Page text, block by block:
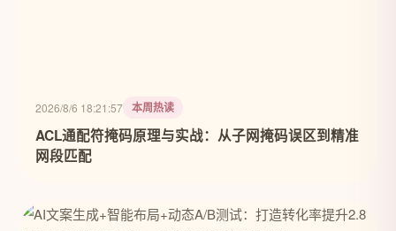
2026/8/6 18:21:57 本周热读
ACL通配符掩码原理与实战：从子网掩码误区到精准
网段匹配